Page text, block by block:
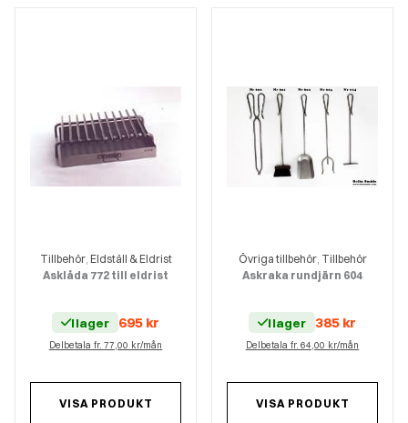
Tillbehör, Eldställ & Eldrist
Asklåda 772 till eldrist
I lager 695 kr
Delbetala fr. 77,00 kr/mån
VISA PRODUKT
Övriga tillbehör, Tillbehör
Askraka rundjärn 604
I lager 385 kr
Delbetala fr. 64,00 kr/mån
VISA PRODUKT